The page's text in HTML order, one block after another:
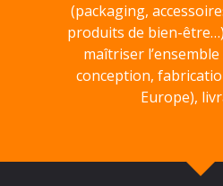
(packaging,
produits de bien-
maîtriser
conception,
Europe),